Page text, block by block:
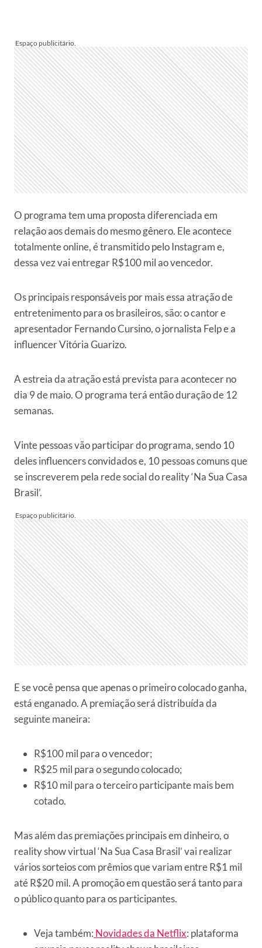
O programa tem uma proposta diferenciada em
relação aos demais do mesmo gênero. Ele acontece
totalmente online, é transmitido pelo Instagram e,
dessa vez vai entregar R$100 mil ao vencedor.
Os principais responsáveis por mais essa atração de
entretenimento para os brasileiros, são: o cantor e
apresentador Fernando Cursino, o jornalista Felp e a
influencer Vitória Guarizo.
A estreia da atração está prevista para acontecer no
dia 9 de maio. O programa terá então duração de 12
semanas.
Vinte pessoas vão participar do programa, sendo 10
deles influencers convidados e, 10 pessoas comuns que
se inscreverem pela rede social do reality ‘Na Sua Casa
Brasil’.
E se você pensa que apenas o primeiro colocado ganha,
está enganado. A premiação será distribuída da
seguinte maneira:
R$100 mil para o vencedor;
R$25 mil para o segundo colocado;
R$10 mil para o terceiro participante mais bem
cotado.
Mas além das premiações principais em dinheiro, o
reality show virtual ‘Na Sua Casa Brasil’ vai realizar
vários sorteios com prêmios que variam entre R$1 mil
até R$20 mil. A promoção em questão será tanto para
o público quanto para os participantes.
Veja também: Novidades da Netflix: plataforma